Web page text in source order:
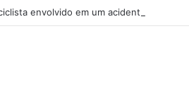
envolvido em um acidente com um